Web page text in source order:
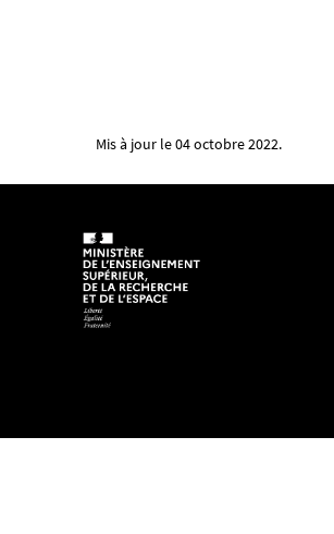
Mis à jour le 04 octobre 2022.